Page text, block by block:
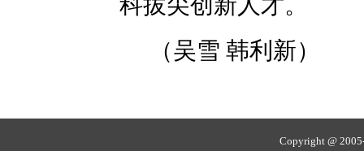
（吴雪 韩利新）
Copyright @